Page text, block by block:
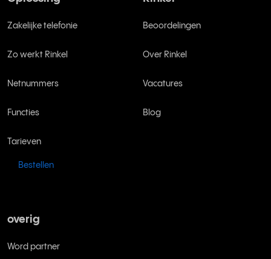
Zakelijke telefonie
Zo werkt Rinkel
Netnummers
Functies
Tarieven
Bestellen
Beoordelingen
Over Rinkel
Vacatures
Blog
overig
Word partner